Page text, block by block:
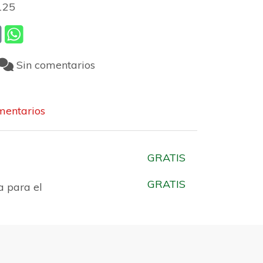
Sin comentarios
GRATIS
para el GRATIS